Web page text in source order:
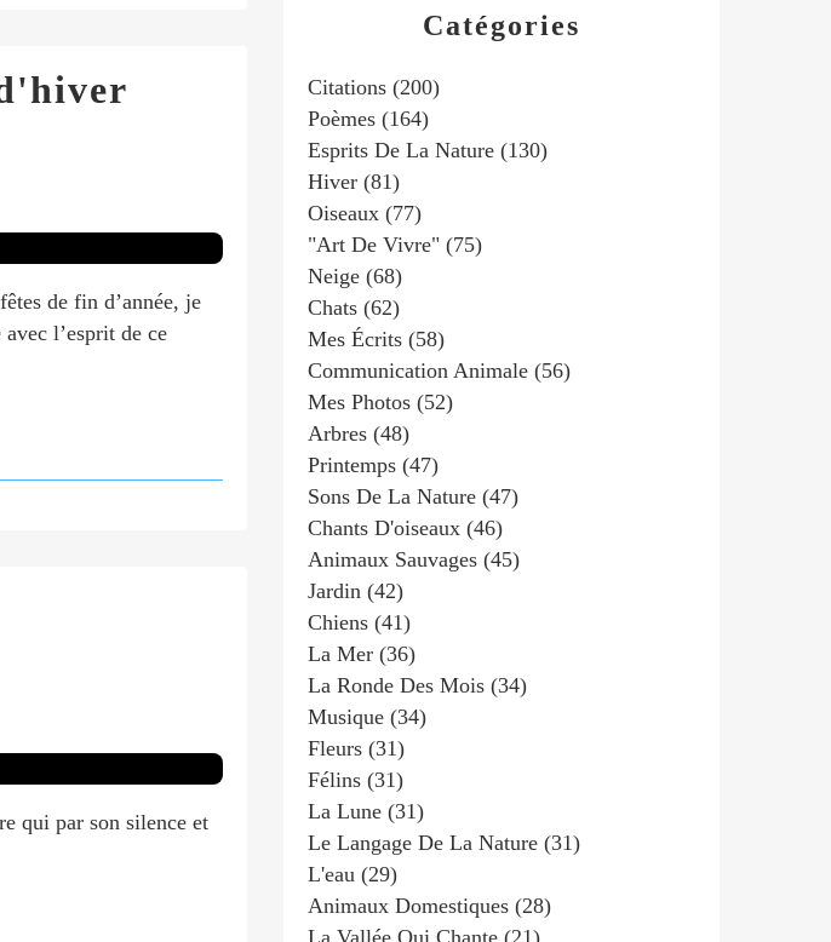
de fin d’année, je
l’esprit de ce
qui par son silence et
Catégories
Citations (200)
Poèmes (164)
Esprits De La Nature (130)
Hiver (81)
Oiseaux (77)
"art De Vivre" (75)
Neige (68)
Chats (62)
Mes Écrits (58)
Communication Animale (56)
Mes Photos (52)
Arbres (48)
Printemps (47)
Sons De La Nature (47)
Chants D'oiseaux (46)
Animaux Sauvages (45)
Jardin (42)
Chiens (41)
La Mer (36)
La Ronde Des Mois (34)
Musique (34)
Fleurs (31)
Félins (31)
La Lune (31)
Le Langage De La Nature (31)
L'eau (29)
Animaux Domestiques (28)
La Vallée Qui Chante (21)